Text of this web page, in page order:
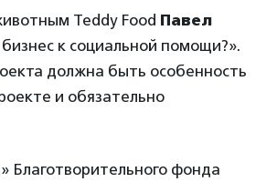
Teddy Food Павел
к социальной помощи?».
должна быть особенность
и обязательно
Благотворительного фонда